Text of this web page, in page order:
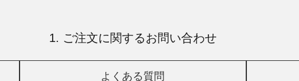
1. ご注文に関するお問い合わせ
よくある質問